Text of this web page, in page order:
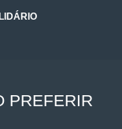
PREFERIR